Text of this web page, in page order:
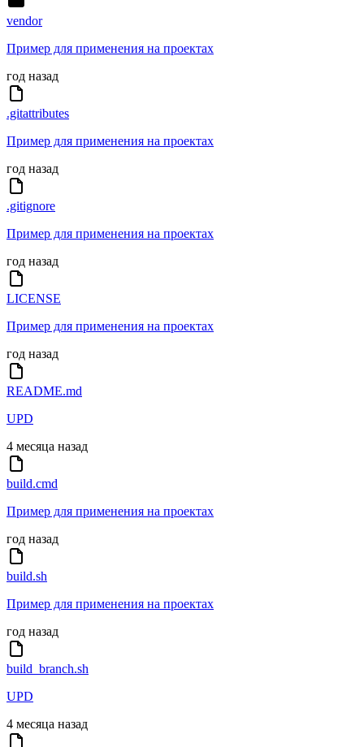
vendor
Пример для применения на проектах
год назад
.gitattributes
Пример для применения на проектах
год назад
.gitignore
Пример для применения на проектах
год назад
LICENSE
Пример для применения на проектах
год назад
README.md
UPD
4 месяца назад
build.cmd
Пример для применения на проектах
год назад
build.sh
Пример для применения на проектах
год назад
build_branch.sh
UPD
4 месяца назад